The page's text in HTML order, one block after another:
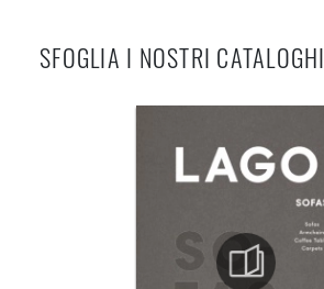
SFOGLIA I NOSTRI CATALOGHI